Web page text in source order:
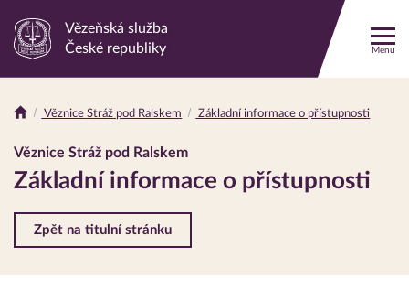
Odkaz
stránku
Vězeňská služba
České republiky
Menu
Drobečková
navigace
Věznice Stráž pod Ralskem Základní informace o přístupnosti
Věznice Stráž pod Ralskem
Základní informace o přístupnosti
Zpět na titulní stránku